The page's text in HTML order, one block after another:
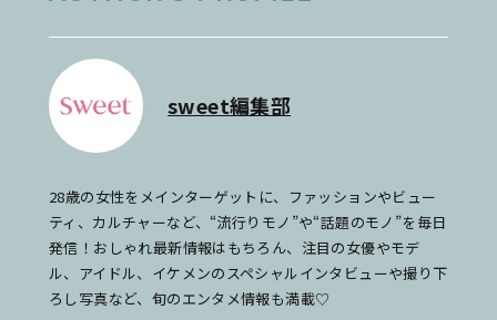
sweet編集部
28歳の女性をメインターゲットに、ファッションやビュー
ティ、カルチャーなど、“流行りモノ”や“話題のモノ”を毎日
発信！おしゃれ最新情報はもちろん、注目の女優やモデ
ル、アイドル、イケメンのスペシャルインタビューや撮り下
ろし写真など、旬のエンタメ情報も満載♡